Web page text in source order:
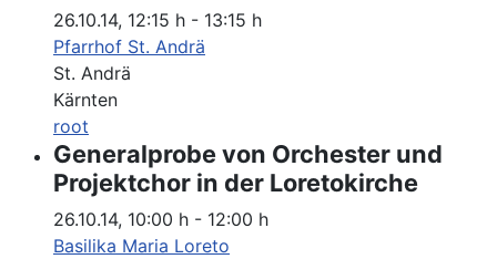
26.10.14, 12:15 h - 13:15 h
Pfarrhof St. Andrä
St. Andrä
Kärnten
root
Generalprobe von Orchester und
Projektchor in der Loretokirche
26.10.14, 10:00 h - 12:00 h
Basilika Maria Loreto